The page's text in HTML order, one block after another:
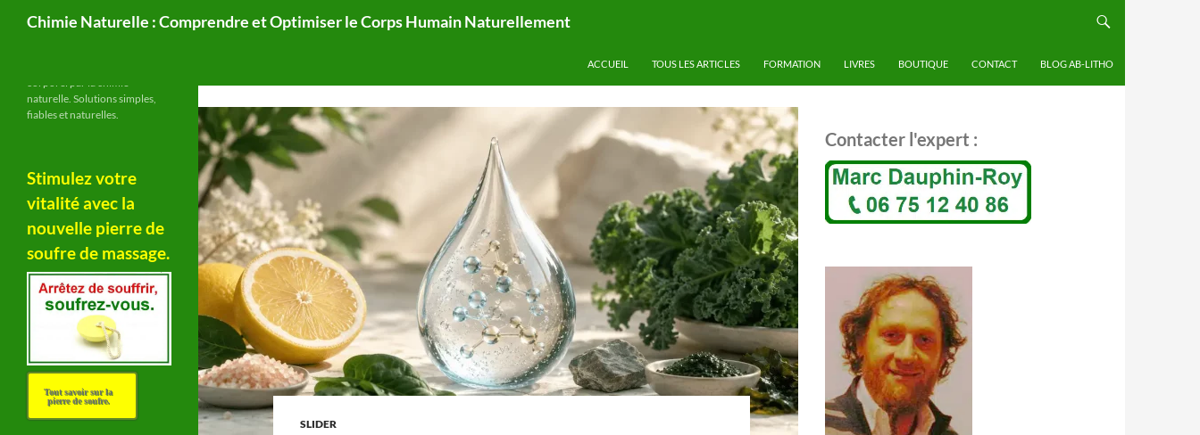
contenu
Chimie Naturelle : Comprendre et Optimiser le Corps Humain Naturellement
ACCUEIL TOUS LES ARTICLES FORMATION LIVRES BOUTIQUE CONTACT BLOG AB-LITHO
SLIDER
Contacter l'expert :
corporel par la chimie
naturelle. Solutions simples,
fiables et naturelles.
Stimulez votre
vitalité avec la
nouvelle pierre de
soufre de massage.
Tout savoir sur la
pierre de soufre.